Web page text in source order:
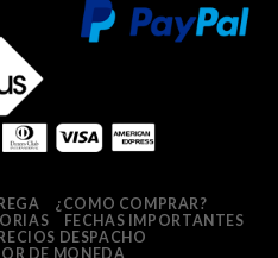
¿COMO COMPRAR?
FECHAS IMPORTANTES
DESPACHO
DE MONEDA